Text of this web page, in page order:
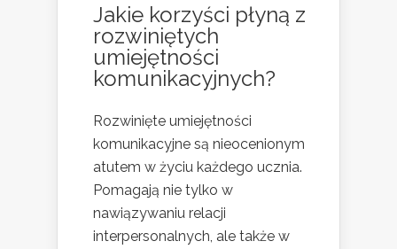
Jakie korzyści płyną z
rozwiniętych
umiejętności
komunikacyjnych?
Rozwinięte umiejętności
komunikacyjne są nieocenionym
atutem w życiu każdego ucznia.
Pomagają nie tylko w
nawiązywaniu relacji
interpersonalnych, ale także w